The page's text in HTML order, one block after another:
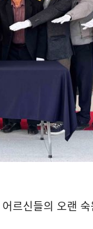
르신들의 오랜